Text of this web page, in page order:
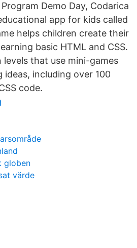
Demo Day, Codarica
app for kids called
helps children create their
basic HTML and CSS.
levels that use mini-games
including over 100
code.
globen
värde